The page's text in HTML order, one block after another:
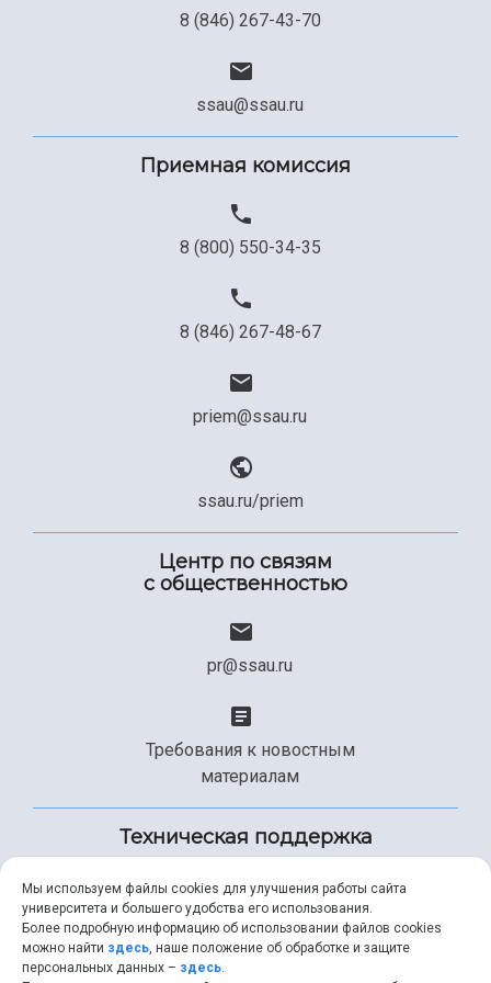
Сведения об образовательной организации
Официальные документы
8 (846) 267-43-70
ssau@ssau.ru
Приемная комиссия
8 (800) 550-34-35
8 (846) 267-48-67
priem@ssau.ru
ssau.ru/priem
Центр по связям
с общественностью
pr@ssau.ru
Требования к новостным
материалам
Техническая поддержка
+7 (846) 267-49-99
Мы используем файлы cookies для улучшения работы сайта
университета и большего удобства его использования.
Более подробную информацию об использовании файлов cookies
можно найти здесь, наше положение об обработке и защите
персональных данных – здесь.